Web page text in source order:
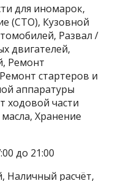
для иномарок,
(СТО), Кузовной
Развал /
двигателей,
Ремонт
стартеров и
аппаратуры
ходовой части
Хранение
до 21:00
Наличный расчёт,